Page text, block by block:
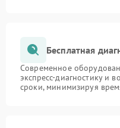
Бесплатная
Современное
экспресс-диагностику и
сроки, минимизируя